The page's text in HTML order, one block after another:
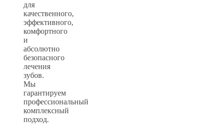
для
качественного,
эффективного,
комфортного
и
абсолютно
безопасного
лечения
зубов.
Мы
гарантируем
профессиональный
комплексный
подход.